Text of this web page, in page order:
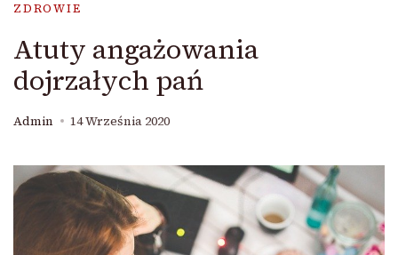
ZDROWIE
Atuty angażowania
dojrzałych pań
Admin 14 Września 2020